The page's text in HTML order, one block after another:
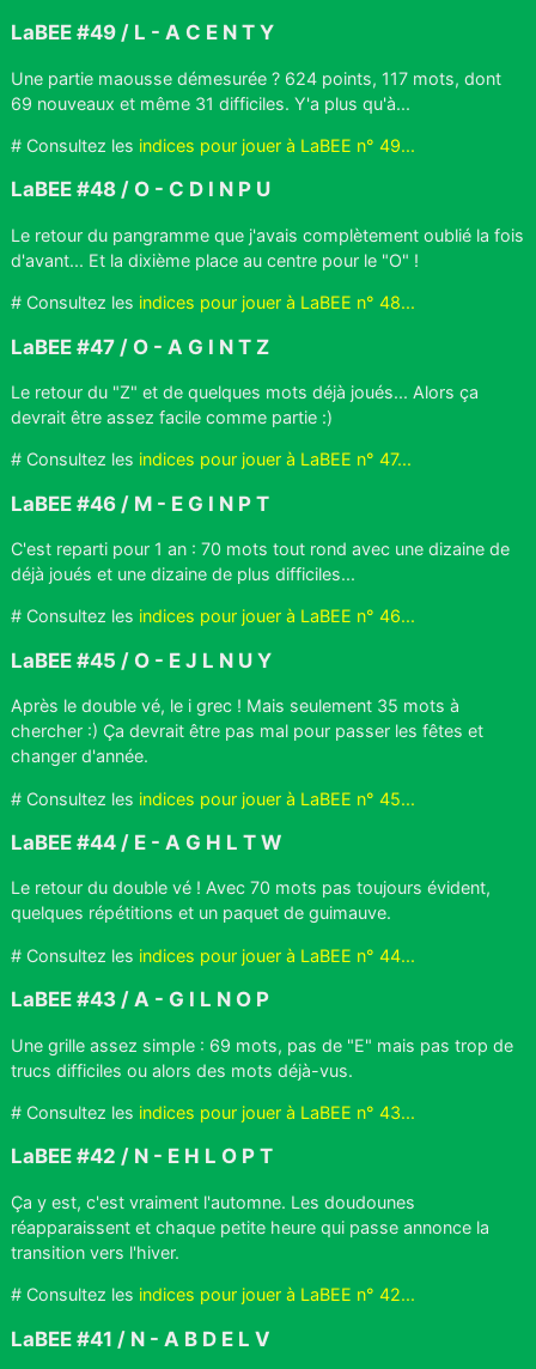
LaBEE #49 / L - A C E N T Y
Une partie maousse démesurée ? 624 points, 117 mots, dont
69 nouveaux et même 31 difficiles. Y'a plus qu'à...
# Consultez les indices pour jouer à LaBEE n° 49...
LaBEE #48 / O - C D I N P U
Le retour du pangramme que j'avais complètement oublié la fois
d'avant... Et la dixième place au centre pour le "O" !
# Consultez les indices pour jouer à LaBEE n° 48...
LaBEE #47 / O - A G I N T Z
Le retour du "Z" et de quelques mots déjà joués... Alors ça
devrait être assez facile comme partie :)
# Consultez les indices pour jouer à LaBEE n° 47...
LaBEE #46 / M - E G I N P T
C'est reparti pour 1 an : 70 mots tout rond avec une dizaine de
déjà joués et une dizaine de plus difficiles...
# Consultez les indices pour jouer à LaBEE n° 46...
LaBEE #45 / O - E J L N U Y
Après le double vé, le i grec ! Mais seulement 35 mots à
chercher :) Ça devrait être pas mal pour passer les fêtes et
changer d'année.
# Consultez les indices pour jouer à LaBEE n° 45...
LaBEE #44 / E - A G H L T W
Le retour du double vé ! Avec 70 mots pas toujours évident,
quelques répétitions et un paquet de guimauve.
# Consultez les indices pour jouer à LaBEE n° 44...
LaBEE #43 / A - G I L N O P
Une grille assez simple : 69 mots, pas de "E" mais pas trop de
trucs difficiles ou alors des mots déjà-vus.
# Consultez les indices pour jouer à LaBEE n° 43...
LaBEE #42 / N - E H L O P T
Ça y est, c'est vraiment l'automne. Les doudounes
réapparaissent et chaque petite heure qui passe annonce la
transition vers l'hiver.
# Consultez les indices pour jouer à LaBEE n° 42...
LaBEE #41 / N - A B D E L V